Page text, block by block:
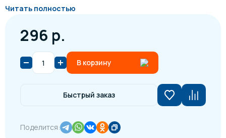
Читать полностью
296 р.
В корзину
Быстрый заказ
Поделится: